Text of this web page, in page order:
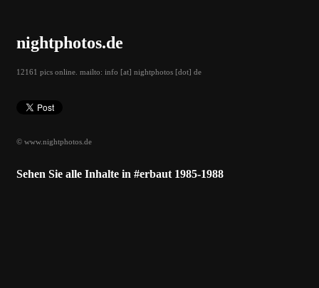
nightphotos.de
12161 pics online. mailto: info [at] nightphotos [dot] de
© www.nightphotos.de
Sehen Sie alle Inhalte in #erbaut 1985-1988